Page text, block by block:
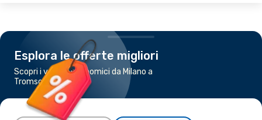
Esplora le offerte migliori
Scopri i voli più economici da Milano a
Tromso